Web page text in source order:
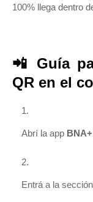
100% llega dentro
📲 Guía
QR en el
Abrí la app BNA+
Entrá a la sección